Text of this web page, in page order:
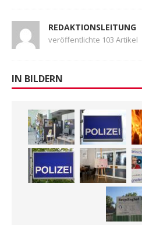
REDAKTIONSLEITUNG
veröffentlichte 103 Artikel
IN BILDERN